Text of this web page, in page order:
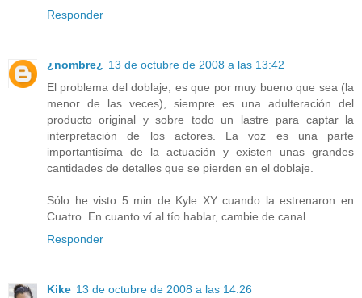
Responder
¿nombre¿ 13 de octubre de 2008 a las 13:42
El problema del doblaje, es que por muy bueno que sea (la
menor de las veces), siempre es una adulteración del
producto original y sobre todo un lastre para captar la
interpretación de los actores. La voz es una parte
importantisíma de la actuación y existen unas grandes
cantidades de detalles que se pierden en el doblaje.
Sólo he visto 5 min de Kyle XY cuando la estrenaron en
Cuatro. En cuanto ví al tío hablar, cambie de canal.
Responder
Kike 13 de octubre de 2008 a las 14:26